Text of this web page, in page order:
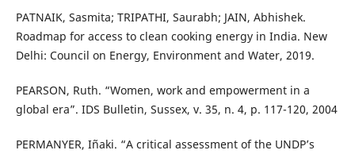
PATNAIK, Sasmita; TRIPATHI, Saurabh; JAIN, Abhishek.
Roadmap for access to clean cooking energy in India. New
Delhi: Council on Energy, Environment and Water, 2019.
PEARSON, Ruth. “Women, work and empowerment in a
global era”. IDS Bulletin, Sussex, v. 35, n. 4, p. 117-120, 2004
PERMANYER, Iñaki. “A critical assessment of the UNDP’s